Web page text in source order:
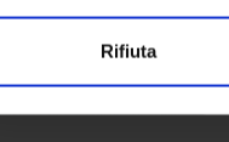
Rifiuta